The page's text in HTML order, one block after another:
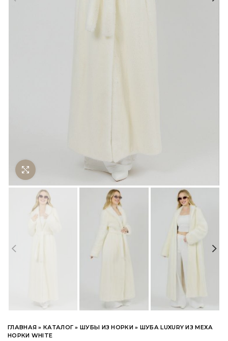
Нажмите чтобы увеличить
ГЛАВНАЯ »КАТАЛОГ »ШУБЫ ИЗ НОРКИ» ШУБА LUXURY ИЗ МЕХА
НОРКИ WHITE